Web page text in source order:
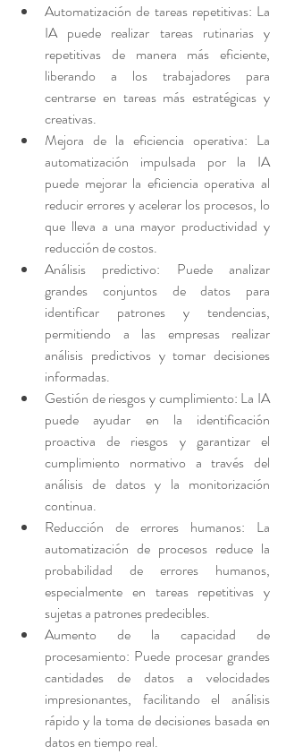
Automatización de tareas repetitivas: La
IA puede realizar tareas rutinarias y
repetitivas de manera más eficiente,
liberando a los trabajadores para
centrarse en tareas más estratégicas y
creativas.
Mejora de la eficiencia operativa: La
automatización impulsada por la IA
puede mejorar la eficiencia operativa al
reducir errores y acelerar los procesos, lo
que lleva a una mayor productividad y
reducción de costos.
Análisis predictivo: Puede analizar
grandes conjuntos de datos para
identificar patrones y tendencias,
permitiendo a las empresas realizar
análisis predictivos y tomar decisiones
informadas.
Gestión de riesgos y cumplimiento: La IA
puede ayudar en la identificación
proactiva de riesgos y garantizar el
cumplimiento normativo a través del
análisis de datos y la monitorización
continua.
Reducción de errores humanos: La
automatización de procesos reduce la
probabilidad de errores humanos,
especialmente en tareas repetitivas y
sujetas a patrones predecibles.
Aumento de la capacidad de
procesamiento: Puede procesar grandes
cantidades de datos a velocidades
impresionantes, facilitando el análisis
rápido y la toma de decisiones basada en
datos en tiempo real.